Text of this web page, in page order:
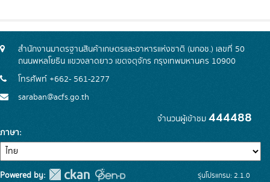
สำนักงานมาตรฐานสินค้าเกษตรและอาหารแห่งชาติ (มกอช.) เลขที่ 50
ถนนพหลโยธิน แขวงลาดยาว เขตจตุจักร กรุงเทพมหานคร 10900
โทรศัพท์ +662- 561-2277
saraban@acfs.go.th
จำนวนผู้เข้าชม 444488
ภาษา
Powered by:
รุ่นโปรแกรม: 2.1.0